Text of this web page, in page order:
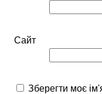
Сайт
Зберегти моє